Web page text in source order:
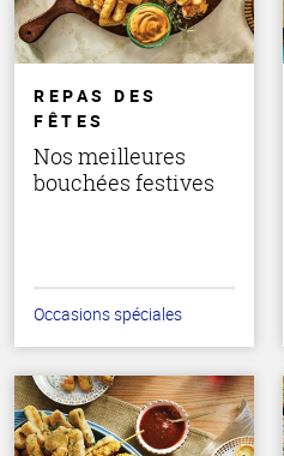
REPAS DES
FÊTES
Nos meilleures
bouchées festives
Occasions spéciales